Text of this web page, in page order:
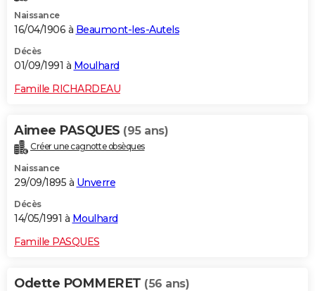
Naissance
16/04/1906 à Beaumont-les-Autels
Décès
01/09/1991 à Moulhard
Famille RICHARDEAU
Aimee PASQUES (95 ans)
Créer une cagnotte obsèques
Naissance
29/09/1895 à Unverre
Décès
14/05/1991 à Moulhard
Famille PASQUES
Odette POMMERET (56 ans)